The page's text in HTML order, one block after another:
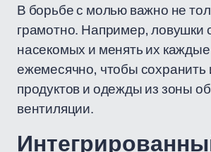
В борьбе с молью важно не
грамотно. Например, ловушки
насекомых и менять их
ежемесячно, чтобы
продуктов и одежды из зоны
вентиляции.